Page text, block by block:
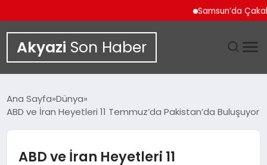
Samsun’da Çakallı
Akyazi Son Haber
DÜNYA
Ana Sayfa Dünya
ABD ve İran Heyetleri 11 Temmuz’da Pakistan’da Buluşuyor
ABD ve İran Heyetleri 11